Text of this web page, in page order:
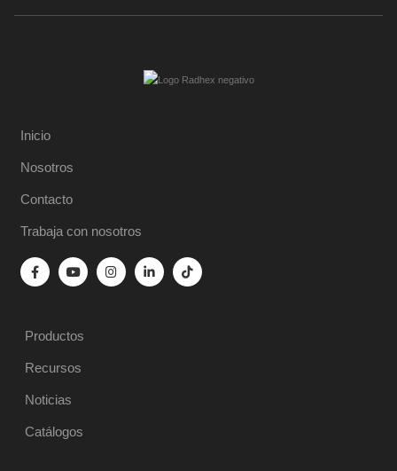
Inicio
Nosotros
Contacto
Trabaja con nosotros
Productos
Recursos
Noticias
Catálogos